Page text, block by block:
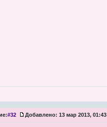
#32 Добавлено: 13 мар 2013, 01:43